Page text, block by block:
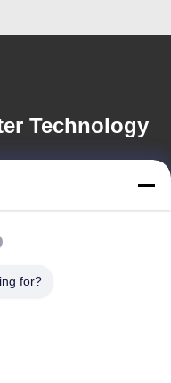
Technology
for?